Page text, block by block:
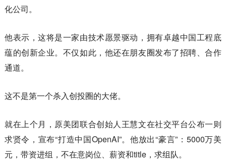
化公司。
他表示，这将是一家由技术愿景驱动，拥有卓越中国工程底
蕴的创新企业。不仅如此，他还在朋友圈发布了招聘、合作
通道。
这不是第一个杀入创投圈的大佬。
就在上个月，原美团联合创始人王慧文在社交平台公布一则
求贤令，宣布“打造中国OpenAI”。他放出“豪言”：5000万美
元，带资进组，不在意岗位、薪资和title，求组队。